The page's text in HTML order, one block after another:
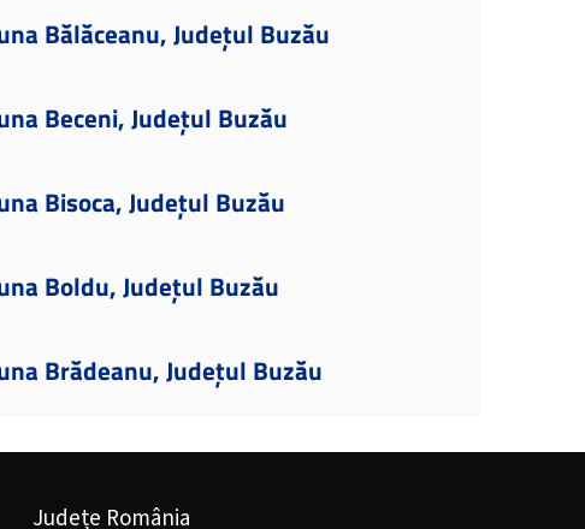
Bălăceanu, Județul Buzău
Beceni, Județul Buzău
Bisoca, Județul Buzău
Boldu, Județul Buzău
Brădeanu, Județul Buzău
Județe România